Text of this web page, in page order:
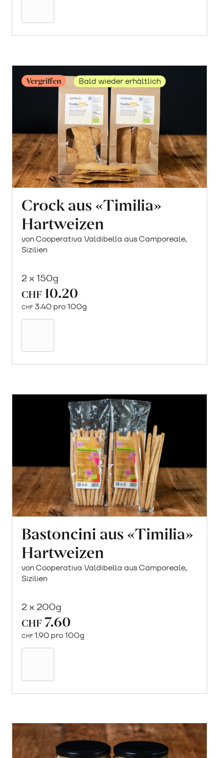
Vergriffen Bald wieder erhältlich
Crock aus «Timilia»
Hartweizen
von Cooperativa Valdibella aus Camporeale,
Sizilien
2 x 150g
CHF 10.20
CHF 3.40 pro 100g
Hartweizen
Bastoncini aus «Timilia»
Hartweizen
von Cooperativa Valdibella aus Camporeale,
Sizilien
2 x 200g
CHF 7.60
CHF 1.90 pro 100g